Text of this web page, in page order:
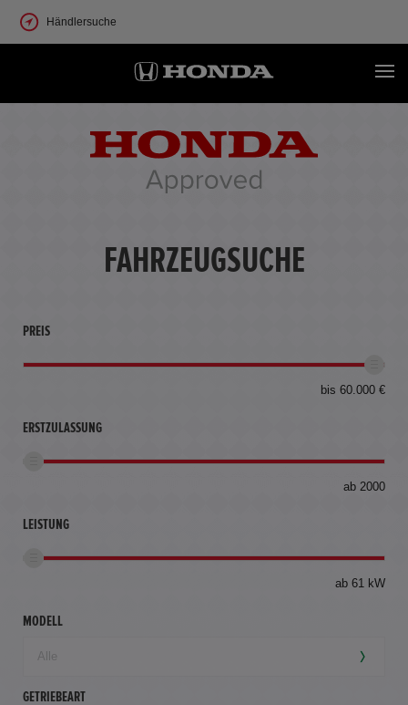
Händlersuche
FAHRZEUGSUCHE
PREIS
bis 60.000 €
ERSTZULASSUNG
ab 2000
LEISTUNG
ab 61 kW
MODELL
GETRIEBEART